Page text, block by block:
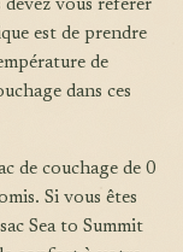
vous référer
est de prendre
de
dans ces
Si vous êtes
Sea to Summit